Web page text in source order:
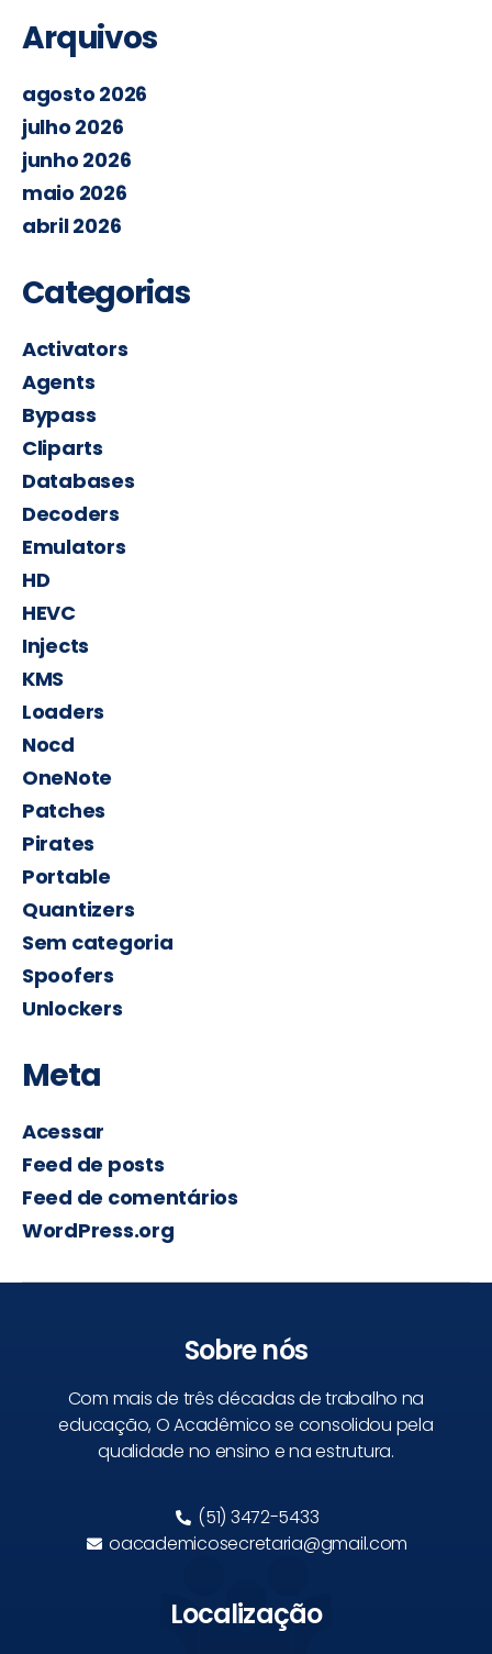
Arquivos
agosto 2026
julho 2026
junho 2026
maio 2026
abril 2026
Categorias
Activators
Agents
Bypass
Cliparts
Databases
Decoders
Emulators
HD
HEVC
Injects
KMS
Loaders
Nocd
OneNote
Patches
Pirates
Portable
Quantizers
Sem categoria
Spoofers
Unlockers
Meta
Acessar
Feed de posts
Feed de comentários
WordPress.org
Sobre nós
Com mais de três décadas de trabalho na
educação, O Acadêmico se consolidou pela
qualidade no ensino e na estrutura.
(51) 3472-5433
oacademicosecretaria@gmail.com
Localização